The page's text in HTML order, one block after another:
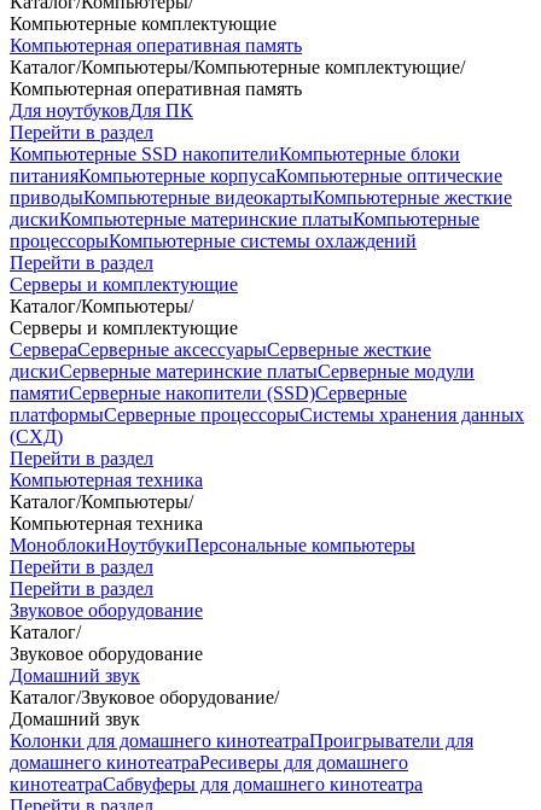
Компьютерные комплектующие
Компьютерная оперативная память
Каталог/Компьютеры/Компьютерные комплектующие/
Компьютерная оперативная память
Для ноутбуковДля ПК
Перейти в раздел
Компьютерные SSD накопителиКомпьютерные блоки
питанияКомпьютерные корпусаКомпьютерные оптические
приводыКомпьютерные видеокартыКомпьютерные жесткие
дискиКомпьютерные материнские платыКомпьютерные
процессорыКомпьютерные системы охлаждений
Перейти в раздел
Серверы и комплектующие
Каталог/Компьютеры/
Серверы и комплектующие
СервераСерверные аксессуарыСерверные жесткие
дискиСерверные материнские платыСерверные модули
памятиСерверные накопители (SSD)Серверные
платформыСерверные процессорыСистемы хранения данных
(СХД)
Перейти в раздел
Компьютерная техника
Каталог/Компьютеры/
Компьютерная техника
МоноблокиНоутбукиПерсональные компьютеры
Перейти в раздел
Перейти в раздел
Звуковое оборудование
Каталог/
Звуковое оборудование
Домашний звук
Каталог/Звуковое оборудование/
Домашний звук
Колонки для домашнего кинотеатраПроигрыватели для
домашнего кинотеатраРесиверы для домашнего
кинотеатраСабвуферы для домашнего кинотеатра
Перейти в раздел